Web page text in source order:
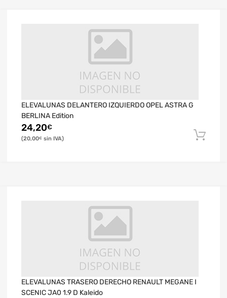
ELEVALUNAS DELANTERO IZQUIERDO OPEL ASTRA G
BERLINA Edition
24,20€
20,00€
ELEVALUNAS TRASERO DERECHO RENAULT MEGANE I
SCENIC JA0 1.9 D Kaleido